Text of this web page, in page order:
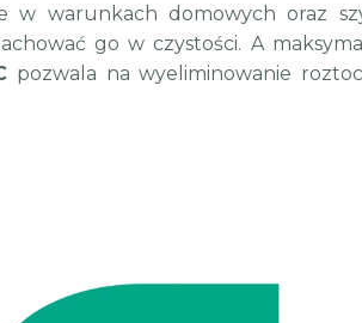
w warunkach domowych oraz
go w czystości. A
pozwala na wyeliminowanie